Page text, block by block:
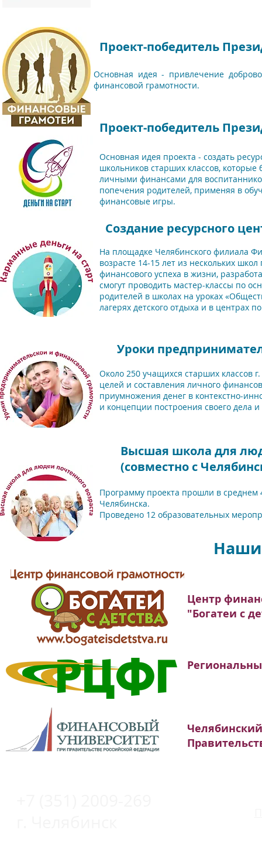
Основная идея - привлечение
финансовой грамотности.
Проект-победитель
Основная идея проекта - создать
школьников старших классов,
личными финансами для
попечения родителей, применяя в
финансовые игры.
Создание ресурсного
На площадке Челябинского филиала
возрасте 14-15 лет из нескольких
финансового успеха в жизни,
смогут проводить мастер-классы по
родителей в школах на уроках
лагерях детского отдыха и в центрах
Уроки
Около 250 учащихся старших классов
целей и составления личного
приумножения денег в контекстно-
и концепции построения своего дела
Наши
Высшая школа для
(совместно с
Программу проекта прошли в
Челябинска.
Проведено 12 образовательных
Центр
"Богатеи с
Проект-победитель